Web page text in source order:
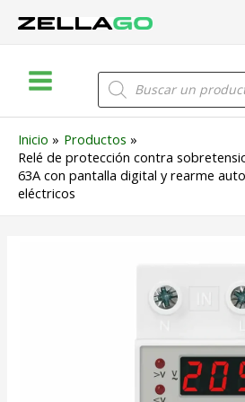
Menu
Búsqueda
de
productos
Inicio
Productos
Relé de protección contra
63A con pantalla digital y rearme
eléctricos